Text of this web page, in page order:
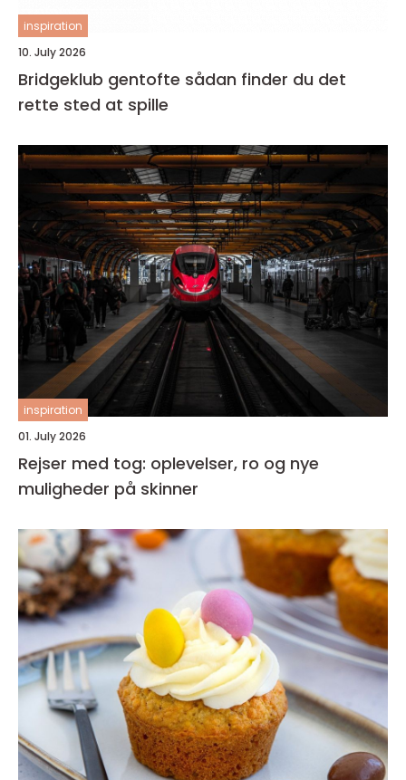
inspiration
10. July 2026
Bridgeklub gentofte sådan finder du det
rette sted at spille
inspiration
01. July 2026
Rejser med tog: oplevelser, ro og nye
muligheder på skinner